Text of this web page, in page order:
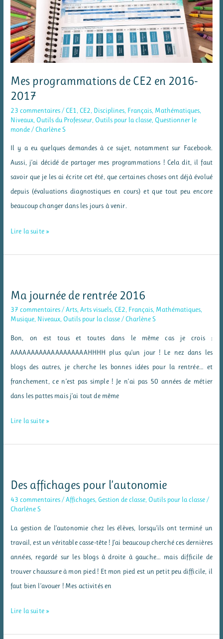
réviser
les
nombres
Mes programmations de CE2 en 2016-
2017
23 commentaires / CE1 CE2 Disciplines Français Mathématiques
Niveaux Outils du Professeur Outils pour la classe Questionner le
monde / Charlène S
Il y a eu quelques demandes à ce sujet, notamment sur Facebook.
Aussi, j’ai décidé de partager mes programmations ! Cela dit, il faut
savoir que je les ai écrite cet été, que certaines choses ont déjà évolué
depuis (évaluations diagnostiques en cours) et que tout peu encore
beaucoup changer dans les jours à venir.
Mes
2017
Lire la suite »
Ma journée de rentrée 2016
37 commentaires/Arts,Arts visuels, CE2, Français, Mathématiques,
Musique, Niveaux, Outils pour la classe/ Charlène S
Bon, on est tous et toutes dans le même cas je crois :
AAAAAAAAAAAAAAAAAAAHHHH plus qu’un jour ! Le nez dans les
blogs des autres, je cherche les bonnes idées pour la rentrée… et
franchement, ce n’est pas simple ! Je n’ai pas 50 années de métier
dans les pattes mais j’ai tout de même
Ma
Lire la suite »
Des affichages pour l’autonomie
43 commentaires /Affichages Gestion de classe Outils pour la classe /
Charlène S
La gestion de l’autonomie chez les élèves, lorsqu’ils ont terminé un
travail, est un véritable casse-tête ! J’ai beaucoup cherché ces dernières
années, regardé sur les blogs à droite à gauche… mais difficile de
trouver chaussure à mon pied ! Et mon pied est un petit peu difficile, il
faut bien l’avouer ! Mes activités en
Des
Lire la suite »